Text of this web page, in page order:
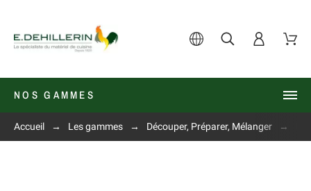
NOS GAMMES
Accueil Les gammes Découper, Préparer, Mélanger